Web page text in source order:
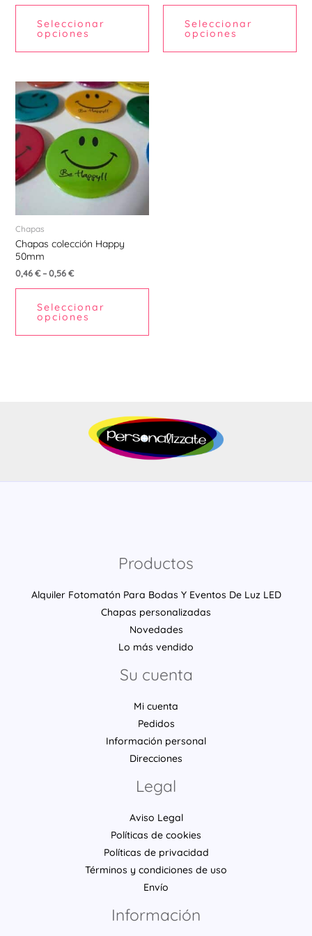
Seleccionar
opciones
producto
Seleccionar
opciones
Chapas
Chapas colección Happy
50mm
0,46€–0,56€
Seleccionar
opciones
Este
producto
tiene
múltiples
variantes.
producto
Productos
Alquiler Fotomatón Para Bodas Y Eventos De Luz LED
Chapas personalizadas
Novedades
Lo más vendido
Su cuenta
Mi cuenta
Pedidos
Información personal
Direcciones
Legal
Aviso Legal
Políticas de cookies
Políticas de privacidad
Términos y condiciones de uso
Envío
Información